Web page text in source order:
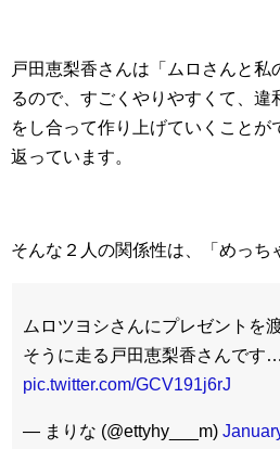
戸田恵梨香さんは「ムロさんと私
るので、すごくやりやすくて、違
をし合って作り上げていくことが
返っています。
そんな２人の関係性は、「めっち
ムロツヨシさんにプレゼントを
そうに走る戸田恵梨香さんで
pic.twitter.com/GCV191j6rJ
— まりな (@ettyhy___m)